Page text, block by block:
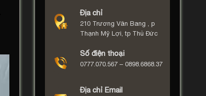
Địa chỉ
210 Trương Văn Bang , p
Thạnh Mỹ Lợi, tp Thủ Đức
Số điện thoại
0777.070.567 – 0898.6868.37
Địa chỉ Email